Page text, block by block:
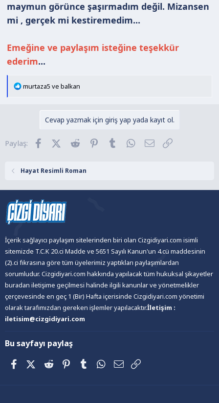
maymun görünce şaşırmadım değil. Mizansen
mi , gerçek mi kestiremedim...
Emeğine ve paylaşım isteğine teşekkür
ederim...
T
e
murtaza5 ve balkan
Cevap yazmak için giriş yap yada kayıt ol.
Paylaş: FacebookX (Twitter)
Reddit Pinterest
Tumblr WhatsApp
E-posta
Hayat Resimli Roman
İçerik sağlayıcı paylaşım sitelerinden biri olan Cizgidiyari.com isimli
sitemizde T.C.K 20.ci Madde ve 5651 Sayılı Kanun'un 4.cü maddesinin
(2).ci fıkrasına göre tüm üyelerimiz yaptıkları paylaşımlardan
sorumludur. Cizgidiyari.com hakkında yapılacak tüm hukuksal şikayetler
buradan iletişime geçilmesi halinde ilgili kanunlar ve yönetmelikler
çerçevesinde en geç 1 (Bir) Hafta içerisinde Cizgidiyari.com yönetimi
olarak tarafımızdan gereken işlemler yapılacaktır.İletişim :
iletisim@cizgidiyari.com
Bu sayfayı paylaş
FacebookX (Twitter)
Reddit PinterestTumblrWhatsApp
E-posta